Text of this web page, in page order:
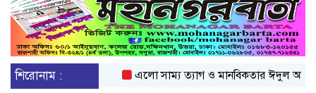
শিরোনাম : এলো সাম্য ত্যাগ ও মানবিকতার ঈদুল আজহা